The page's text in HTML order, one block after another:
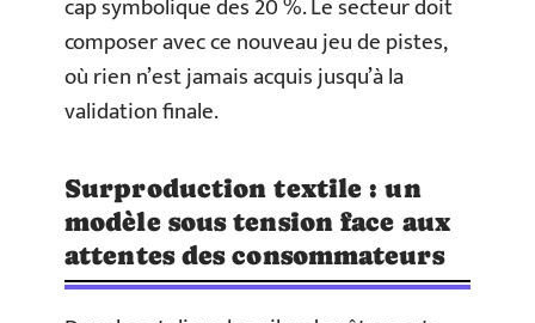
composer avec ce nouveau jeu de pistes,
où rien n’est jamais acquis jusqu’à la
validation finale.
Surproduction textile : un
modèle sous tension face aux
attentes des consommateurs